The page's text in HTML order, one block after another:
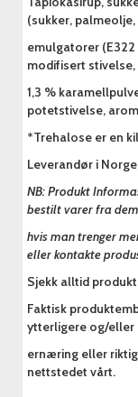
(sukker,
emulgatorer (E322
modifisert
1,3 %
potetstivelse,
*Trehalose er en
Leverandør i
NB: Produkt
bestilt varer fra
hvis man trenger
eller kontakte
Sjekk alltid
Faktisk
ytterligere og/eller
ernæring eller
nettstedet vårt.